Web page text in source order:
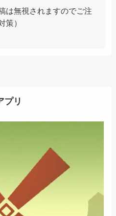
は無視されますのでご注
策）
プリ